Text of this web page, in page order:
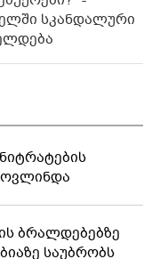
სკანდალური
ბრალდებებზე
საუბრობს